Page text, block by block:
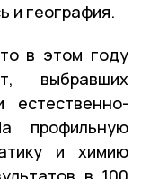
и география.
в этом году
выбравших
естественно-
профильную
и химию